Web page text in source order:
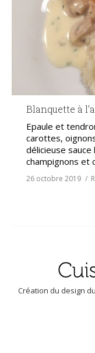
Blanquette à
Epaule et
carottes,
délicieuse
champignons et
26 octobre 2019
Création du design